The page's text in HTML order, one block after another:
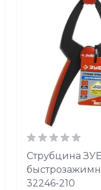
Струбцина
32246-210